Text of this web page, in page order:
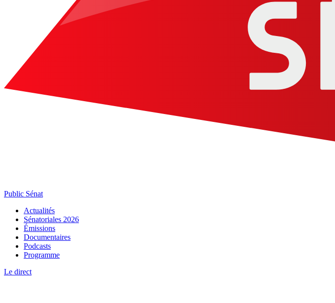
Public Sénat
Actualités
Sénatoriales 2026
Émissions
Documentaires
Podcasts
Programme
Le direct